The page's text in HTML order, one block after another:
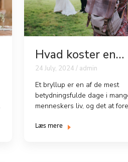
Hvad koster en
fotograf til et
bryllup?
24 July, 2024 / admin
Et bryllup er en af de mest
betydningsfulde dage i
menneskers liv, og det at
Læs mere